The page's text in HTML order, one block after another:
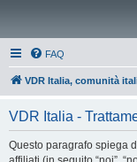
FAQ
VDR Italia, comunità
VDR Italia -
Questo paragrafo spiega